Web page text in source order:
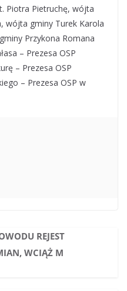
Piotra Pietruchę, wójta
wójta gminy Turek Karola
Przykona Romana
– Prezesa OSP
– Prezesa OSP
– Prezesa OSP w
REJEST
WCIĄŻ M